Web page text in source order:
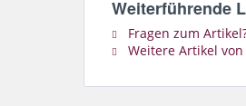
Weiterführende
Fragen zum
Weitere Artikel von